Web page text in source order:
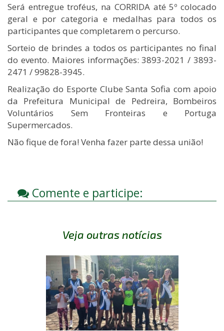
Será entregue troféus, na CORRIDA até 5º colocado
geral e por categoria e medalhas para todos os
participantes que completarem o percurso.
Sorteio de brindes a todos os participantes no final
do evento. Maiores informações: 3893-2021 / 3893-
2471 / 99828-3945.
Realização do Esporte Clube Santa Sofia com apoio
da Prefeitura Municipal de Pedreira, Bombeiros
Voluntários Sem Fronteiras e Portuga
Supermercados.
Não fique de fora! Venha fazer parte dessa união!
Comente e participe:
Veja outras notícias